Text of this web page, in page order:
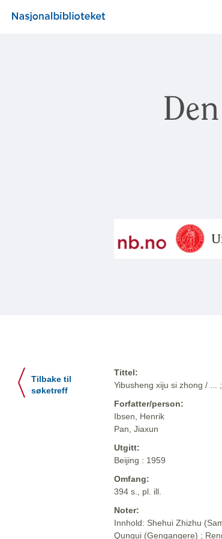
Tilbake til
søketreff
Tittel:
Yibusheng xiju si zhong / ...
Forfatter/person:
Ibsen, Henrik
Pan, Jiaxun
Utgitt:
Beijing : 1959
Omfang:
394 s., pl. ill.
Noter:
Innhold: Shehui Zhizhu
Qungui (Gengangere) ;